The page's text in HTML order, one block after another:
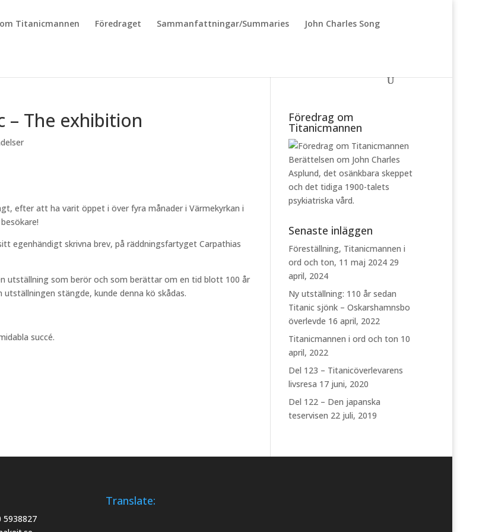
Titanicmannen Föredraget Sammanfattningar/Summaries John Charles Song
– The exhibition
efter att ha varit öppet i över fyra månader i Värmekyrkan i
besökare!
egenhändigt skrivna brev, på räddningsfartyget Carpathias
utställning som berör och som berättar om en tid blott 100 år
stängde, kunde denna kö skådas.
succé.
Föredrag om
Titanicmannen
Berättelsen om John Charles
Asplund, det osänkbara skeppet
och det tidiga 1900-talets
psykiatriska vård.
Senaste inläggen
Föreställning, Titanicmannen i
ord och ton, 11 maj 2024 29
april, 2024
Ny utställning: 110 år sedan
Titanic sjönk – Oskarshamnsbo
överlevde 16 april, 2022
Titanicmannen i ord och ton 10
april, 2022
Del 123 – Titanicöverlevarens
livsresa 17 juni, 2020
Del 122 – Den japanska
teservisen 22 juli, 2019
5938827
Translate: